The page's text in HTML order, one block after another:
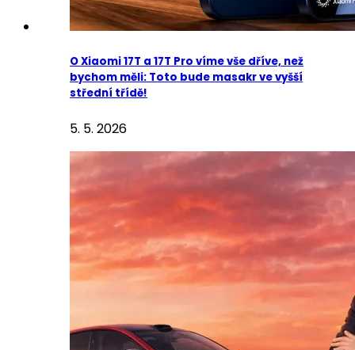
O Xiaomi 17T a 17T Pro víme vše dříve, než
bychom měli: Toto bude masakr ve vyšší
střední třídě!
5. 5. 2026